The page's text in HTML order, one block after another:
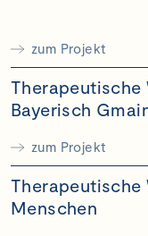
zum Projekt
Therapeutische
Bayerisch
zum Projekt
Therapeutische
Menschen